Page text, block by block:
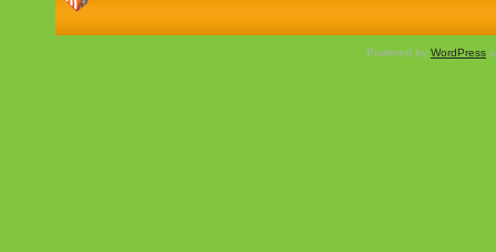
Powered by WordPress